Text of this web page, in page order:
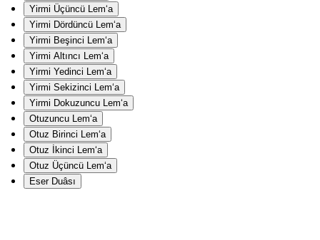
Yirmi Üçüncü Lem‘a
Yirmi Dördüncü Lem‘a
Yirmi Beşinci Lem‘a
Yirmi Altıncı Lem‘a
Yirmi Yedinci Lem‘a
Yirmi Sekizinci Lem‘a
Yirmi Dokuzuncu Lem‘a
Otuzuncu Lem‘a
Otuz Birinci Lem‘a
Otuz İkinci Lem‘a
Otuz Üçüncü Lem‘a
Eser Duâsı